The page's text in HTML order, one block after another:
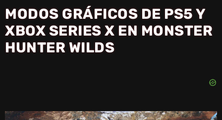
MODOS GRÁFICOS DE PS5 Y
XBOX SERIES X EN MONSTER
HUNTER WILDS